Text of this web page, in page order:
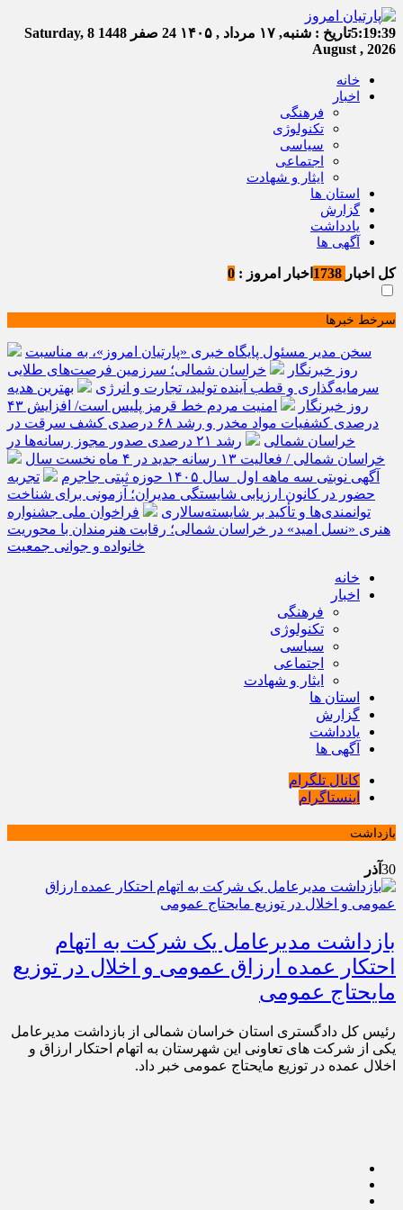
5:19:39تاریخ : شنبه, ۱۷ مرداد , ۱۴۰۵ 24 صفر 1448
Saturday, 8
August , 2026
خانه
اخبار
فرهنگی
تکنولوژی
سیاسی
اجتماعی
ایثار و شهادت
استان ها
گزارش
یادداشت
آگهی ها
کل اخبار اخبار امروز : 0
سرخط خبرها
سخن مدیر مسئول پایگاه خبری «پارتیان امروز»، به مناسبت
روز خبرنگار
خراسان شمالی؛ سرزمین فرصت‌های طلایی
سرمایه‌گذاری و قطب آینده تولید، تجارت و انرژی
بهترین هدیه
روز خبرنگار
امنیت مردم خط قرمز پلیس است/ افزایش ۴۳
درصدی کشفیات مواد مخدر و رشد ۶۸ درصدی کشف سرقت در
خراسان شمالی
رشد ۲۱ درصدی صدور مجوز رسانه‌ها در
خراسان شمالی / فعالیت ۱۳ رسانه جدید در ۴ ماه نخست سال
آگهی نوبتی سه ماهه اول سال ۱۴۰۵ حوزه ثبتی جاجرم
تجربه
حضور در کانون ارزیابی شایستگی مدیران؛ آزمونی برای شناخت
توانمندی‌ها و تأکید بر شایسته‌سالاری
فراخوان ملی جشنواره
هنری «نسل امید» در خراسان شمالی؛ رقابت هنرمندان با محوریت
خانواده و جوانی جمعیت
خانه
اخبار
فرهنگی
تکنولوژی
سیاسی
اجتماعی
ایثار و شهادت
استان ها
گزارش
یادداشت
آگهی ها
کانال تلگرام
اینستاگرام
بازداشت
30 آذر
بازداشت مدیرعامل یک شرکت به اتهام
احتکار عمده ارزاق عمومی و اخلال در توزیع
مایحتاج عمومی
رئیس کل دادگستری استان خراسان شمالی از بازداشت مدیرعامل
یکی از شرکت های تعاونی این شهرستان به اتهام احتکار ارزاق و
اخلال عمده در توزیع مایحتاج عمومی خبر داد.